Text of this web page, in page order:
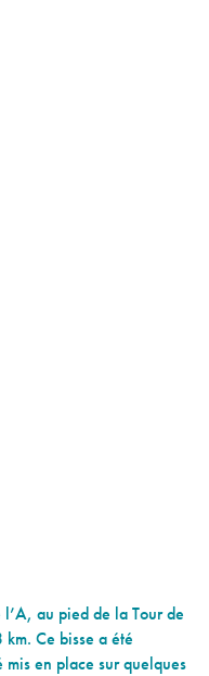
au pied de la Tour de
Ce bisse a été
en place sur quelques